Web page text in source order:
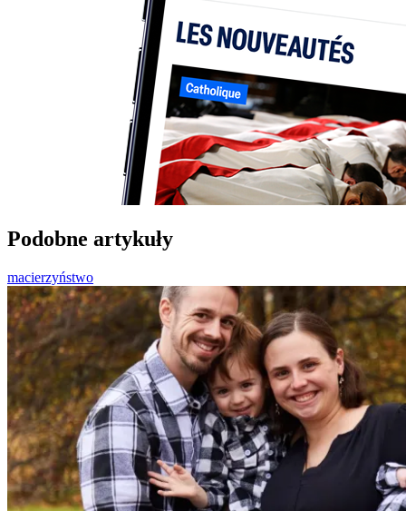
Podobne artykuły
macierzyństwo